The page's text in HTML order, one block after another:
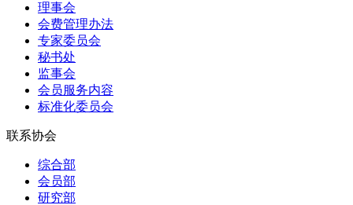
理事会
会费管理办法
专家委员会
秘书处
监事会
会员服务内容
标准化委员会
联系协会
综合部
会员部
研究部